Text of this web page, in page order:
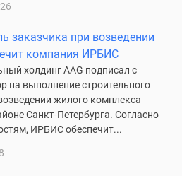
заказчика при возведении
компания ИРБИС
холдинг AAG подписал с
на выполнение строительного
жилого комплекса
Санкт-Петербурга. Согласно
ИРБИС обеспечит...